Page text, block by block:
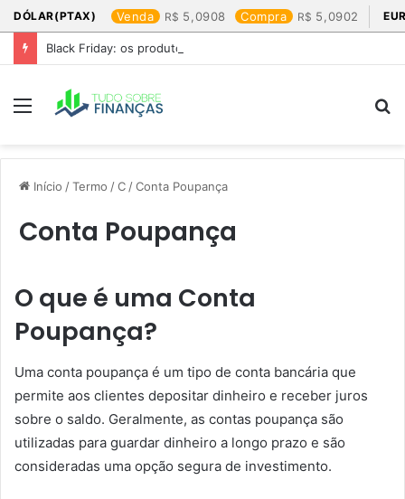
DÓLAR(PTAX) Venda 5,0908 Compra 5,0902
Black Friday: os produtos que mais valem a pena
Menu
Início /Termo /C /Conta Poupança
Conta Poupança
O que é uma Conta
Poupança?
Uma conta poupança é um tipo de conta bancária que
permite aos clientes depositar dinheiro e receber juros
sobre o saldo. Geralmente, as contas poupança são
utilizadas para guardar dinheiro a longo prazo e são
consideradas uma opção segura de investimento.